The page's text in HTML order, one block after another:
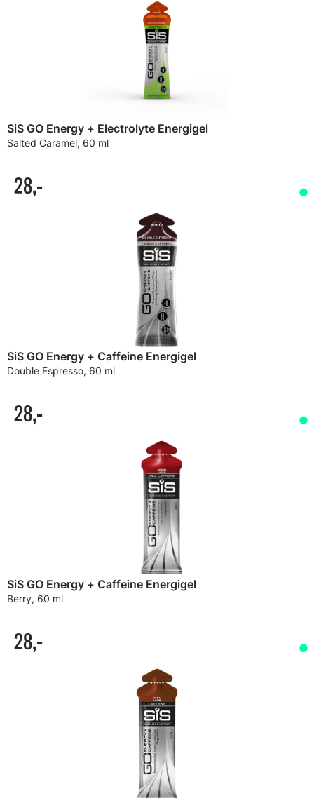
SiS GO Energy + Electrolyte Energigel
Salted Caramel, 60 ml
28,-
SiS GO Energy + Caffeine Energigel
Double Espresso, 60 ml
28,-
SiS GO Energy + Caffeine Energigel
Berry, 60 ml
28,-